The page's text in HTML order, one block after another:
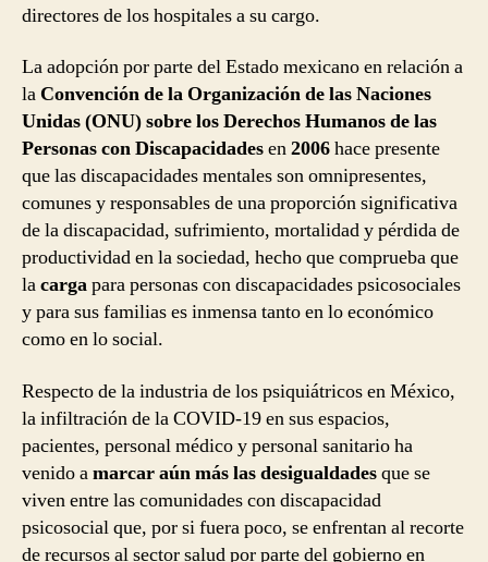
directores de los hospitales a su cargo.
La adopción por parte del Estado mexicano en relación a
la Convención de la Organización de las Naciones
Unidas (ONU) sobre los Derechos Humanos de las
Personas con Discapacidadesen2006hace presente
que las discapacidades mentales son omnipresentes,
comunes y responsables de una proporción significativa
de la discapacidad, sufrimiento, mortalidad y pérdida de
productividad en la sociedad, hecho que comprueba que
lacargapara personas con discapacidades psicosociales
y para sus familias es inmensa tanto en lo económico
como en lo social.
Respecto de la industria de los psiquiátricos en México,
la infiltración de la COVID-19 en sus espacios,
pacientes, personal médico y personal sanitario ha
venido amarcar aún más las desigualdadesque se
viven entre las comunidades con discapacidad
psicosocial que, por si fuera poco, se enfrentan al recorte
de recursos al sector salud por parte del gobierno en